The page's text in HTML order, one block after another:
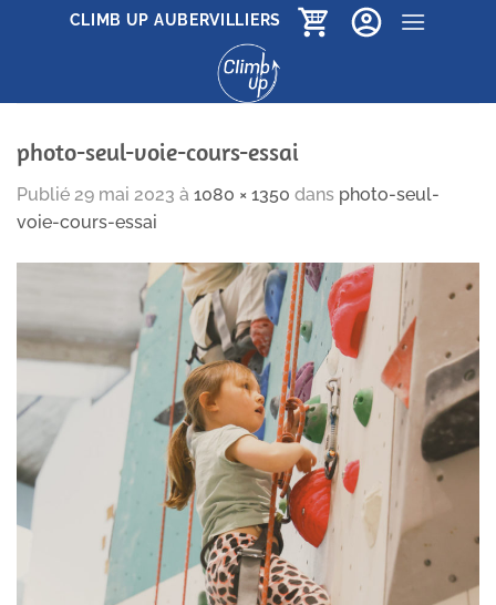
CLIMB UP AUBERVILLIERS
photo-seul-voie-cours-essai
Publié 29 mai 2023 à 1080 × 1350 dans photo-seul-
voie-cours-essai